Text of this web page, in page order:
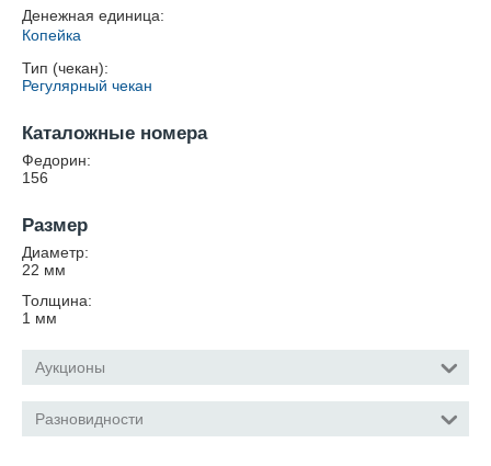
Денежная единица:
Копейка
Тип (чекан):
Регулярный чекан
Каталожные номера
Федорин:
156
Размер
Диаметр:
22 мм
Толщина:
1 мм
Аукционы
Разновидности